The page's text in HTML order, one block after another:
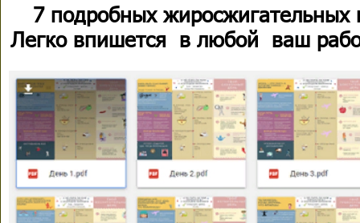
7 подробных
Легко впишется в любой ваш